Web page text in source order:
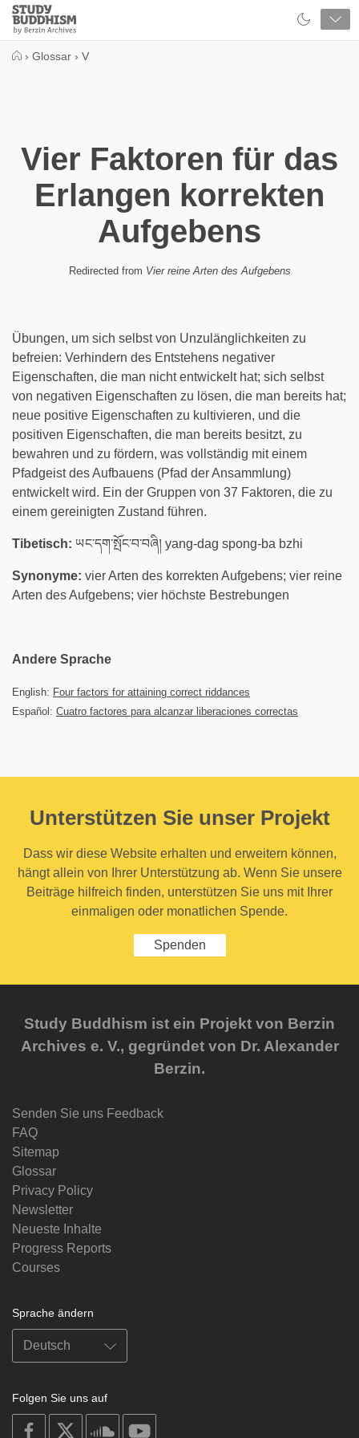
Close
Study
Buddhism
› Glossar › V
Vier Faktoren für das
Erlangen korrekten
Aufgebens
Redirected from Vier reine Arten des Aufgebens
Übungen, um sich selbst von Unzulänglichkeiten zu
befreien: Verhindern des Entstehens negativer
Eigenschaften, die man nicht entwickelt hat; sich selbst
von negativen Eigenschaften zu lösen, die man bereits hat;
neue positive Eigenschaften zu kultivieren, und die
positiven Eigenschaften, die man bereits besitzt, zu
bewahren und zu fördern, was vollständig mit einem
Pfadgeist des Aufbauens (Pfad der Ansammlung)
entwickelt wird. Ein der Gruppen von 37 Faktoren, die zu
einem gereinigten Zustand führen.
Tibetisch: ཡང་དག་སྤོང་བ་བཞི། yang-dag spong-ba bzhi
Synonyme: vier Arten des korrekten Aufgebens; vier reine
Arten des Aufgebens; vier höchste Bestrebungen
Andere Sprache
English: Four factors for attaining correct riddances
Español: Cuatro factores para alcanzar liberaciones correctas
Unterstützen Sie unser Projekt
Dass wir diese Website erhalten und erweitern können,
hängt allein von Ihrer Unterstützung ab. Wenn Sie unsere
Beiträge hilfreich finden, unterstützen Sie uns mit Ihrer
einmaligen oder monatlichen Spende.
Spenden
Study Buddhism ist ein Projekt von Berzin
Archives e. V., gegründet von Dr. Alexander
Berzin.
Senden Sie uns Feedback
FAQ
Sitemap
Glossar
Privacy Policy
Newsletter
Neueste Inhalte
Progress Reports
Courses
Sprache ändern
Folgen Sie uns auf
on